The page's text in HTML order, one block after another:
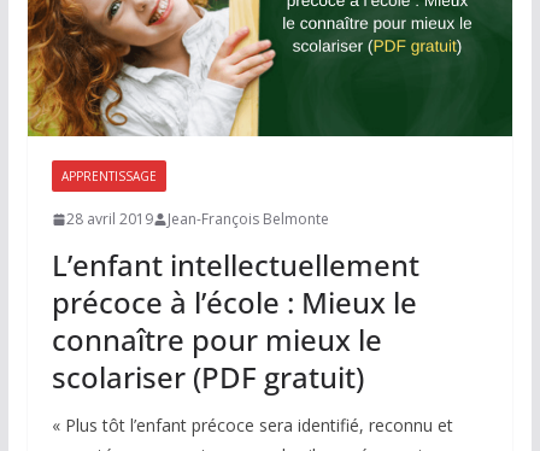
APPRENTISSAGE
28 avril 2019 Jean-François Belmonte
L’enfant intellectuellement
précoce à l’école : Mieux le
connaître pour mieux le
scolariser (PDF gratuit)
« Plus tôt l’enfant précoce sera identifié, reconnu et